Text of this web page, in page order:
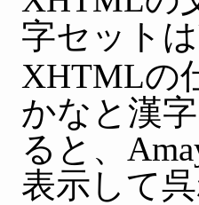
字セットは
XHTMLの
かなと漢
ると、
表示して呉